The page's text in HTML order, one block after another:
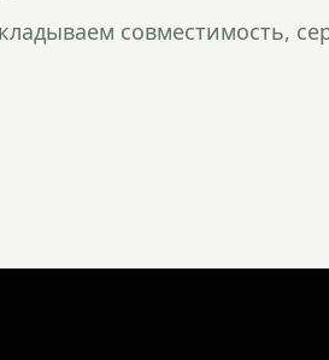
совместимость,